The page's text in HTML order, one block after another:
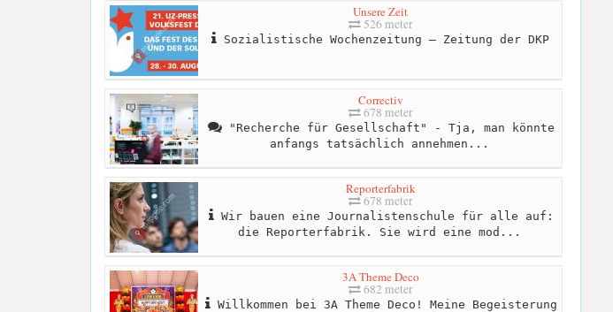
Unsere Zeit
526 meter
Sozialistische Wochenzeitung – Zeitung der DKP
Correctiv
678 meter
"Recherche für Gesellschaft" - Tja, man könnte
anfangs tatsächlich annehmen...
Reporterfabrik
678 meter
Wir bauen eine Journalistenschule für alle auf:
die Reporterfabrik. Sie wird eine mod...
3A Theme Deco
682 meter
Willkommen bei 3A Theme Deco! Meine Begeisterung